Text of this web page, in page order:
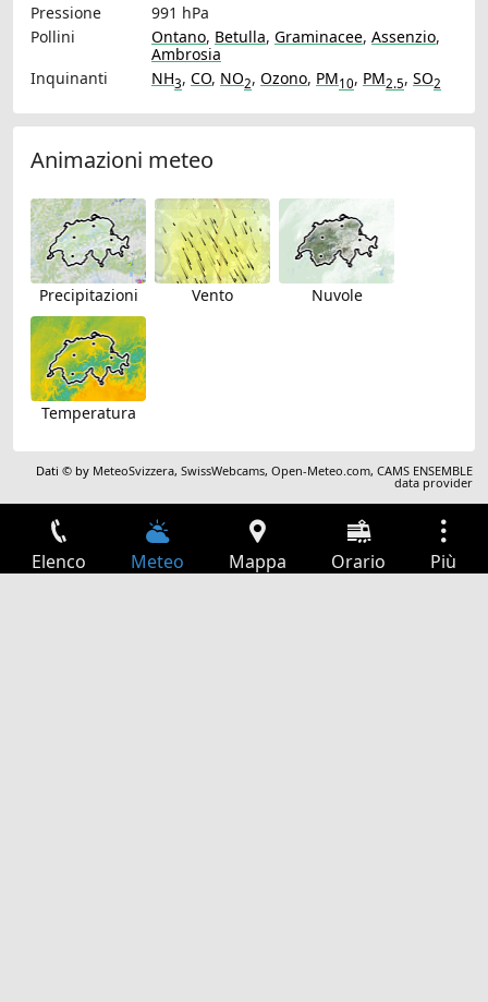
Pressione
991 hPa
Pollini
Ontano, Betulla, Graminacee, Assenzio,
Ambrosia
Inquinanti
NH3, CO, NO2, Ozono, PM10, PM2.5, SO2
Animazioni meteo
Precipitazioni Vento Nuvole
Temperatura
Dati © by MeteoSvizzera,SwissWebcams,Open-Meteo.com,CAMS ENSEMBLE
data provider
Elenco Meteo Mappa Orario Più